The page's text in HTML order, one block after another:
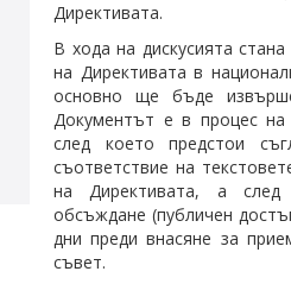
Директивата.
В хода на дискусията
на Директивата в
основно ще бъде
Документът е в процес
след което предстои
съответствие на
на Директивата, а
обсъждане (публичен
дни преди внасяне за
съвет.